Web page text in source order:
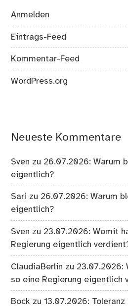
Anmelden
Eintrags-Feed
Kommentar-Feed
WordPress.org
Neueste Kommentare
Sven zu 26.07.2026: Warum
eigentlich?
Sari zu 26.07.2026: Warum
eigentlich?
Sven zu 23.07.2026: Womit
Regierung eigentlich
ClaudiaBerlin zu 23.07.2026:
so eine Regierung eigentlich
Bock zu13.07.2026: